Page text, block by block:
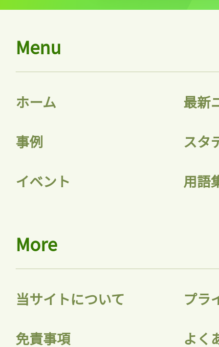
Menu
ホーム 最新
事例 スタ
イベント 用語
More
当サイトについて プラ
免責事項 よく